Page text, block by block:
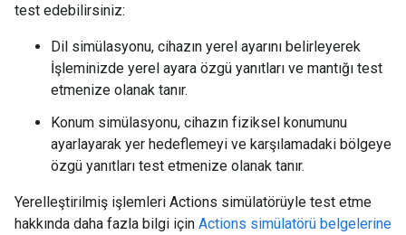
test edebilirsiniz:
Dil simülasyonu, cihazın yerel ayarını belirleyerek
İşleminizde yerel ayara özgü yanıtları ve mantığı test
etmenize olanak tanır.
Konum simülasyonu, cihazın fiziksel konumunu
ayarlayarak yer hedeflemeyi ve karşılamadaki bölgeye
özgü yanıtları test etmenize olanak tanır.
Yerelleştirilmiş işlemleri Actions simülatörüyle test etme
hakkında daha fazla bilgi için Actions simülatörü belgelerine